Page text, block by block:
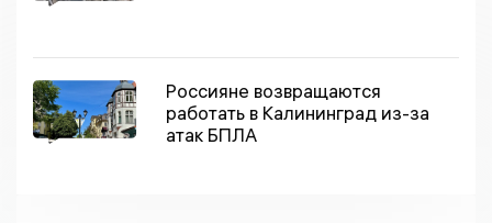
Россияне возвращаются
работать в Калининград из-за
атак БПЛА